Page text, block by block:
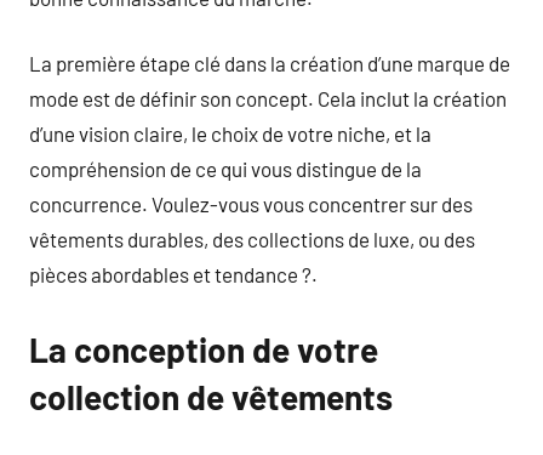
La première étape clé dans la création d’une marque de
mode est de définir son concept. Cela inclut la création
d’une vision claire, le choix de votre niche, et la
compréhension de ce qui vous distingue de la
concurrence. Voulez-vous vous concentrer sur des
vêtements durables, des collections de luxe, ou des
pièces abordables et tendance ?.
La conception de votre
collection de vêtements